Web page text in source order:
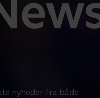
nyheder fra både